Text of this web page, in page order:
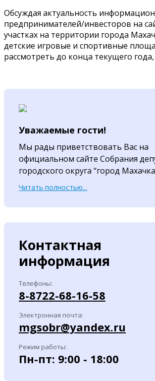
Обсуждая актуальность
предпринимателей/инвесторов на
участках на территории города
детские игровые и спортивные
рассмотреть до конца текущего
Уважаемые гости!
Мы рады приветствовать Вас на
официальном сайте Собрания
городского округа “город
Читать полностью...
Контактная
информация
Телефоны:
8-8722-68-16-58
Электронная почта:
mgsobr@yandex.ru
Режим работы:
Пн-пт: 9:00 - 18:00